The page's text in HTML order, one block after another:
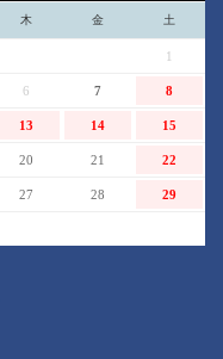
木 金 土
1
6 7 8
13 14 15
20 21 22
27 28 29